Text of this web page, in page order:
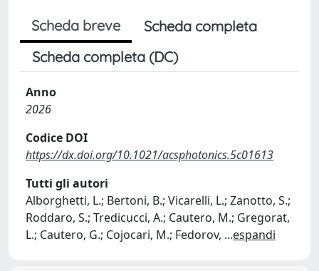
Scheda breve
Scheda completa
Scheda completa (DC)
Anno
2026
Codice DOI
https://dx.doi.org/10.1021/acsphotonics.5c01613
Tutti gli autori
Alborghetti, L.; Bertoni, B.; Vicarelli, L.; Zanotto, S.;
Roddaro, S.; Tredicucci, A.; Cautero, M.; Gregorat,
L.; Cautero, G.; Cojocari, M.; Fedorov, ...espandi